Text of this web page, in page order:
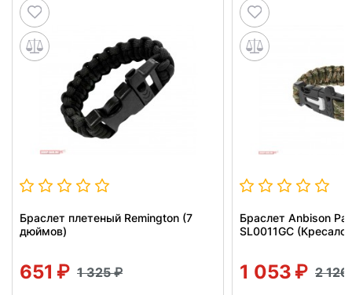
Браслет плетеный Remington (7
дюймов)
651 1 325
Браслет Anbison
SL0011GC
1 053 2 126